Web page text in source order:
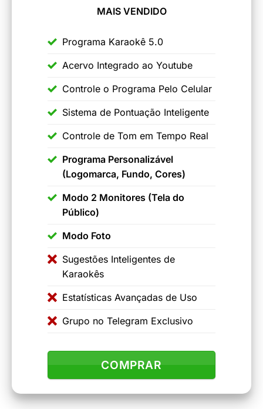
MAIS VENDIDO
Programa Karaokê 5.0
Acervo Integrado ao Youtube
Controle o Programa Pelo Celular
Sistema de Pontuação Inteligente
Controle de Tom em Tempo Real
Programa Personalizável
(Logomarca, Fundo, Cores)
Modo 2 Monitores (Tela do
Público)
Modo Foto
Sugestões Inteligentes de
Karaokês
Estatísticas Avançadas de Uso
Grupo no Telegram Exclusivo
COMPRAR